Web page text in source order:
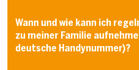
Wann und wie kann ich
zu meiner Familie
deutsche Handynummer)?